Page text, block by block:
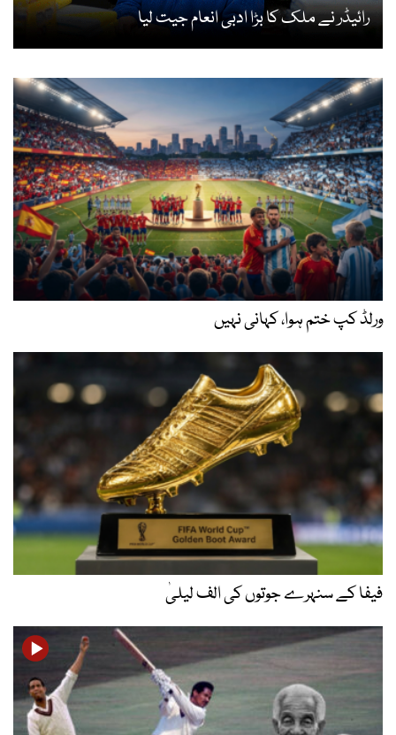
رائیڈر نے ملک کا بڑا ادبی انعام جیت لیا
ورلڈ کپ ختم ہوا، کہانی نہیں
فیفا کے سنہرے جوتوں کی الف لیلیٰ